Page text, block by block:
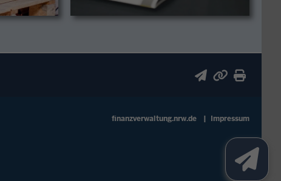
finanzverwaltung.nrw.de Impressum